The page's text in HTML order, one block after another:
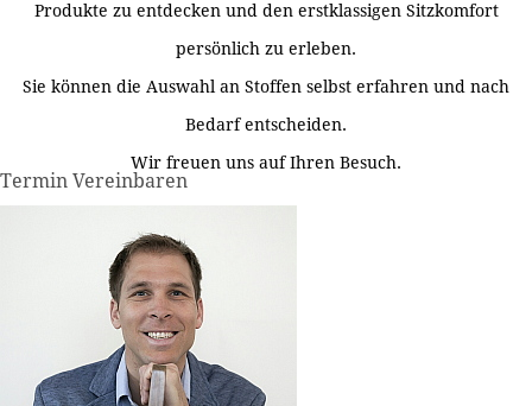
Produkte zu entdecken und den erstklassigen Sitzkomfort
persönlich zu erleben.
Sie können die Auswahl an Stoffen selbst erfahren und nach
Bedarf entscheiden.
Wir freuen uns auf Ihren Besuch.
Termin Vereinbaren